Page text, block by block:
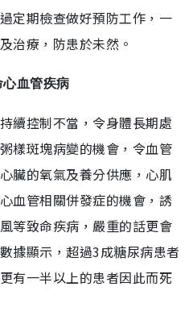
定期檢查做好預防工作，一
治療，防患於未然。
血管疾病
續控制不當，令身體長期處
樣斑塊病變的機會，令血管
臟的氧氣及養分供應，心肌
血管相關併發症的機會，誘
等致命疾病，嚴重的話更會
據顯示，超過3成糖尿病患者
有一半以上的患者因此而死